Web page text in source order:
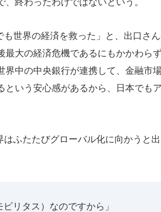
世界の経済を救った」と、出口さ
大の経済危機であるにもかかわらず
中の中央銀行が連携して、金融市
いう安心感があるから、日本でも
ふたたびグローバル化に向かうと出
リタス）なのですから」